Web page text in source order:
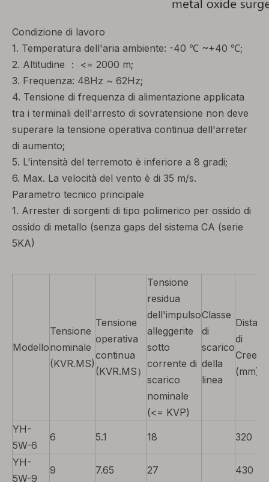
Condizione di lavoro
1. Temperatura dell'aria ambiente: -40 ℃ ~+40 ℃;
2. Altitudine ： <= 2000 m;
3. Frequenza: 48Hz ~ 62Hz;
4. Tensione di frequenza di alimentazione applicata
tra i terminali dell'arresto di sovratensione non deve
superare la tensione operativa continua dell'arreter
di aumento;
5. L'intensità del terremoto è inferiore a 8 gradi;
6. Max. La velocità del vento è di 35 m/s.
Parametro tecnico principale
1. Arrester di sorgenti di tipo polimerico per ossido di
ossido di metallo (senza gaps del sistema CA (serie
5KA)
Modello
Tensione
nominale
(KVR.MS)
Tensione
operativa
continua
(KVR.MS）
Tensione
residua
dell'impulso
alleggerite
sotto
corrente di
scarico
nominale
(<= KVP)
Classe
di
scarico
della
linea
di
(mm)
YH-
5W-6
6 5.1 18 320
YH-
5W-9
9 7.65 27 430